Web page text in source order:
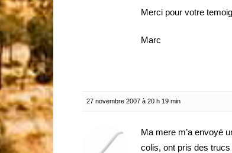
Merci pour votre
Marc
27 novembre 2007 à 20 h 19 min
Ma mere m’a envoyé
colis, ont pris des trucs